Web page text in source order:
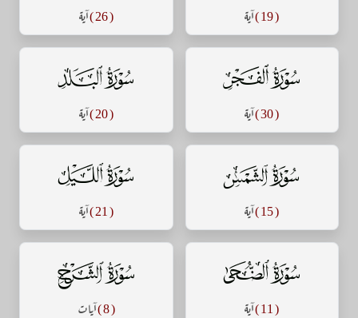
( 19 ) آية ( 26 ) آية
سورة الفجر
( 30 ) آية
سورة البلد
( 20 ) آية
سورة الشمس
( 15 ) آية
سورة الليل
( 21 ) آية
سورة الضحى
( 11 ) آية
سورة الشرح
( 8 ) آيات